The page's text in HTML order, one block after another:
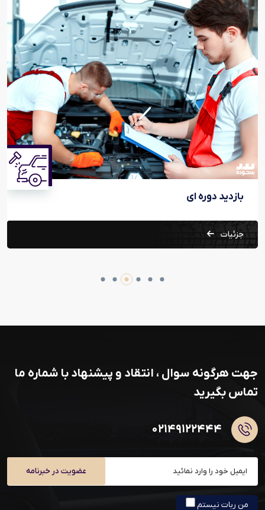
بازدید دوره ای
جزئیات
جهت هرگونه سوال ، انتقاد و پیشنهاد با شماره ما
تماس بگیرید
۰۲۱۴۹۱۲۲۴۴۴
عضویت در خبرنامه
من ربات نیستم